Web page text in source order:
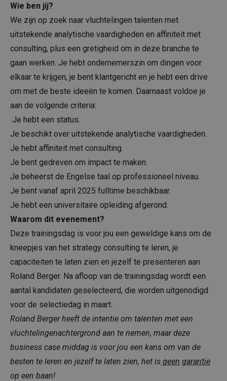
Wie ben jij?
We zijn op zoek naar vluchtelingen talenten met
uitstekende analytische vaardigheden en affiniteit met
consulting, plus een gretigheid om in deze branche te
gaan werken. Je hebt ondernemerszin om dingen voor
elkaar te krijgen, je bent klantgericht en je hebt een drive
om met de beste ideeën te komen. Daarnaast voldoe je
aan de volgende criteria:
Je hebt een status.
Je beschikt over uitstekende analytische vaardigheden.
Je hebt affiniteit met consulting.
Je bent gedreven om impact te maken.
Je beheerst de Engelse taal op professioneel niveau.
Je bent vanaf april 2025 fulltime beschikbaar.
Je hebt een universitaire opleiding afgerond.
Waarom dit evenement?
Deze trainingsdag is voor jou een geweldige kans om de
kneepjes van het strategy consulting te leren, je
capaciteiten te laten zien en jezelf te presenteren aan
Roland Berger. Na afloop van de trainingsdag wordt een
aantal kandidaten geselecteerd, die worden uitgenodigd
voor de selectiedag in maart.
Roland Berger heeft de intentie om talenten met een
vluchtelingenachtergrond aan te nemen, maar deze
business case middag is voor jou een kans om van de
besten te leren en jezelf te laten zien, het is geen garantie
op een baan!